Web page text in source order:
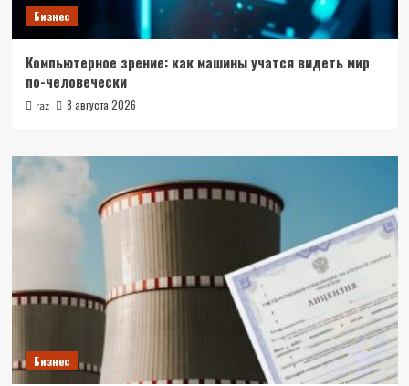
Бизнес
Компьютерное зрение: как машины учатся видеть мир
по-человечески
raz 8 августа 2026
Бизнес